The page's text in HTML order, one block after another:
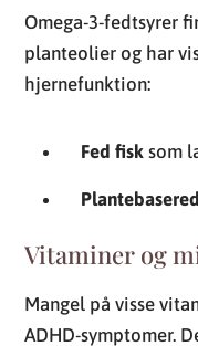
Omega-3-fedtsyrer
planteolier og har
hjernefunktion:
Fed fisk som
Vitaminer og
Mangel på visse
ADHD-symptomer.